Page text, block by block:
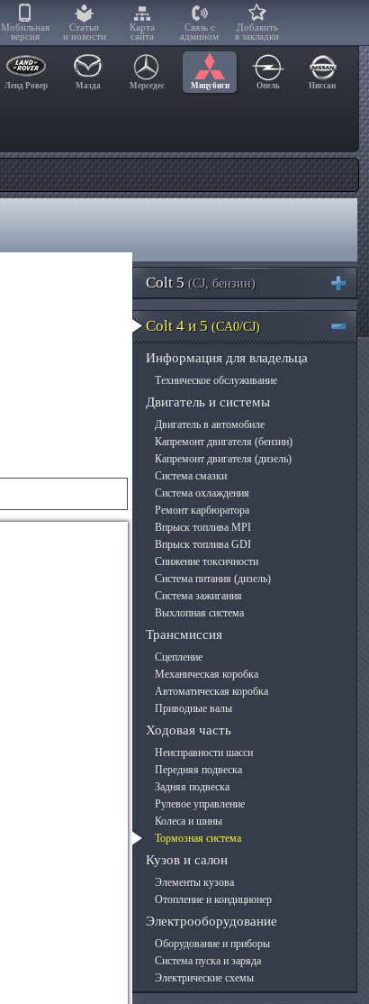
Мобильная
версия
Статьи
и новости
Карта
сайта
Связь с
админом
Добавить
в закладки
Ленд Ровер Мазда Мерседес Мицубиси Опель Ниссан
Colt 5 (CJ, бензин)
Colt 4 и 5 (CA0/CJ)
Информация для владельца
Техническое обслуживание
Двигатель и системы
Двигатель в автомобиле
Капремонт двигателя (бензин)
Капремонт двигателя (дизель)
Система смазки
Система охлаждения
Ремонт карбюратора
Впрыск топлива MPI
Впрыск топлива GDI
Снижение токсичности
Система питания (дизель)
Система зажигания
Выхлопная система
Трансмиссия
Сцепление
Механическая коробка
Автоматическая коробка
Приводные валы
Ходовая часть
Неисправности шасси
Передняя подвеска
Задняя подвеска
Рулевое управление
Колеса и шины
Тормозная система
Кузов и салон
Элементы кузова
Отопление и кондиционер
Электрооборудование
Оборудование и приборы
Система пуска и заряда
Электрические схемы